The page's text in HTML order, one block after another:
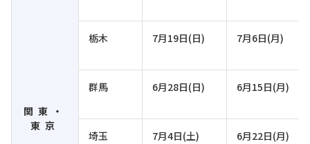
関東・
東京
栃木 7月19日(日) 7月6日(月)
群馬 6月28日(日) 6月15日(月)
埼玉 7月4日(土) 6月22日(月)